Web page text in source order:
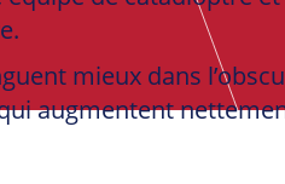
mieux dans
augmentent